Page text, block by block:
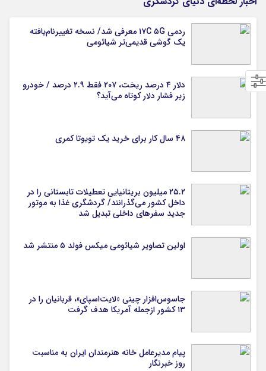
ردمی ۱۷C ۵G معرفی شد/ نسخه تغییرنام‌یافته
یک گوشی قدیمی‌تر شیائومی
دلار ۴ درصد ریخت، ۲۰۷ فقط ۲.۹ درصد / خودرو
زیر فشار دلار کوتاه می‌آید؟
۴۸ سال کار برای خرید یک تویوتا کمری
۲۵.۲ میلیون بریتانیایی تعطیلات تابستانی را در
داخل کشور می‌گذرانند/ گردشگری غذا به موتور
جدید سفرهای داخلی تبدیل شد
اولین تصاویر شیائومی میکس فولد ۵ منتشر شد
جاسوس‌افزار چینی «لایت‌اسپای»، قربانیان را در
۱۳ کشور ازجمله آمریکا هدف گرفت
پیام مدیرعامل خانه هنرمندان ایران به مناسبت
روز خبرنگار